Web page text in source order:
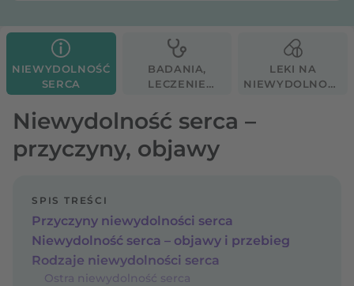
NIEWYDOLNOŚĆ
SERCA
BADANIA,
LECZENIE
SERCA
LEKI NA
NIEWYDOLNOŚĆ
Niewydolność serca –
przyczyny, objawy
SPIS TREŚCI
Przyczyny niewydolności serca
Niewydolność serca – objawy i przebieg
Rodzaje niewydolności serca
Ostra niewydolność serca